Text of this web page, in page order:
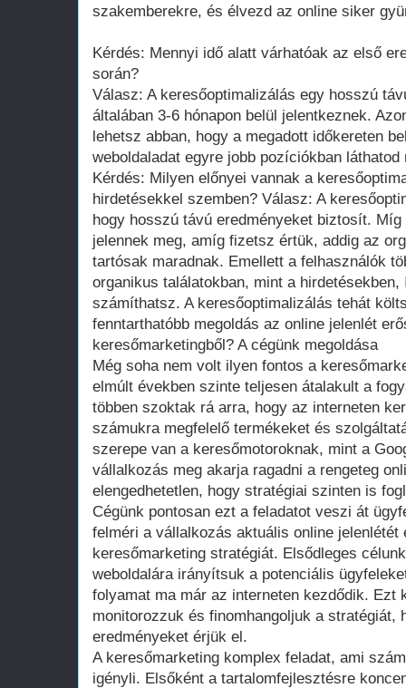
szakemberekre, és élvezd az online siker
Kérdés: Mennyi idő alatt várhatóak az első
során?
Válasz: A keresőoptimalizálás egy hosszú
általában 3-6 hónapon belül jelentkeznek.
lehetsz abban, hogy a megadott időkereten
weboldaladat egyre jobb pozíciókban
Kérdés: Milyen előnyei vannak a
hirdetésekkel szemben? Válasz: A
hogy hosszú távú eredményeket biztosít.
jelennek meg, amíg fizetsz értük, addig az
tartósak maradnak. Emellett a felhasználók
organikus találatokban, mint a
számíthatsz. A keresőoptimalizálás tehát
fenntarthatóbb megoldás az online jelenlét
keresőmarketingből? A cégünk megoldása
Még soha nem volt ilyen fontos a
elmúlt években szinte teljesen átalakult a
többen szoktak rá arra, hogy az interneten
számukra megfelelő termékeket és
szerepe van a keresőmotoroknak, mint a
vállalkozás meg akarja ragadni a rengeteg
elengedhetetlen, hogy stratégiai szinten is
Cégünk pontosan ezt a feladatot veszi át
felméri a vállalkozás aktuális online jelenlétét
keresőmarketing stratégiát. Elsődleges
weboldalára irányítsuk a potenciális
folyamat ma már az interneten kezdődik. Ezt
monitorozzuk és finomhangoljuk a stratégiát,
eredményeket érjük el.
A keresőmarketing komplex feladat, ami
igényli. Elsőként a tartalomfejlesztésre